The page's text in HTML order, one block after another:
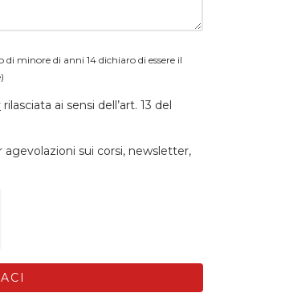
di minore di anni 14 dichiaro di essere il
rilasciata ai sensi dell’art. 13 del
sui corsi, newsletter,